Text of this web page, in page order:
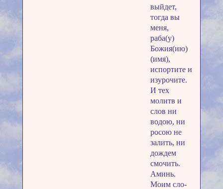
выйдет,
тогда вы
меня,
раба(у)
Божия(ию)
(имя),
испортите и
изурочите.
И тех
молитв и
слов ни
водою, ни
росою не
залить, ни
дождем
смочить.
Аминь.
Моим сло­